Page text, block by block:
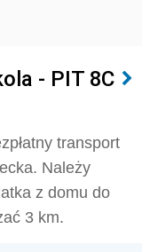
- PIT 8C
transport
Należy
z domu do
3 km.